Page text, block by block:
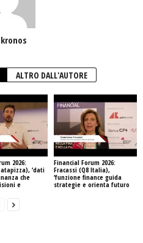
ALTRO DALL'AUTORE
2026:
‘dati
che
e
Financial Forum 2026:
Fracassi (Q8 Italia),
‘funzione finance guida
strategie e orienta futuro